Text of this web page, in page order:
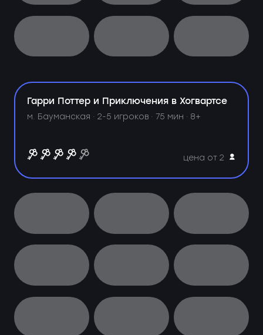
Гарри Поттер и Приключения в Хогвартсе
м. Бауманская ·2-5 игроков · 75 мин · 8+
цена от 2